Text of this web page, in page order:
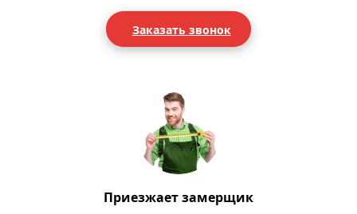
Заказать звонок
Приезжает замерщик